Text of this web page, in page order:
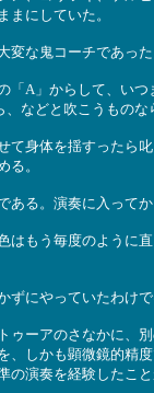
まにしていた。
変な鬼コーチであっ
「A」からして、い
などと吹こうもの
て身体を揺すったら
る。
ある。演奏に入って
はもう毎度のように
ずにやっていたわけ
ゥーアのさなかに、
、しかも顕微鏡的精
の演奏を経験したこ